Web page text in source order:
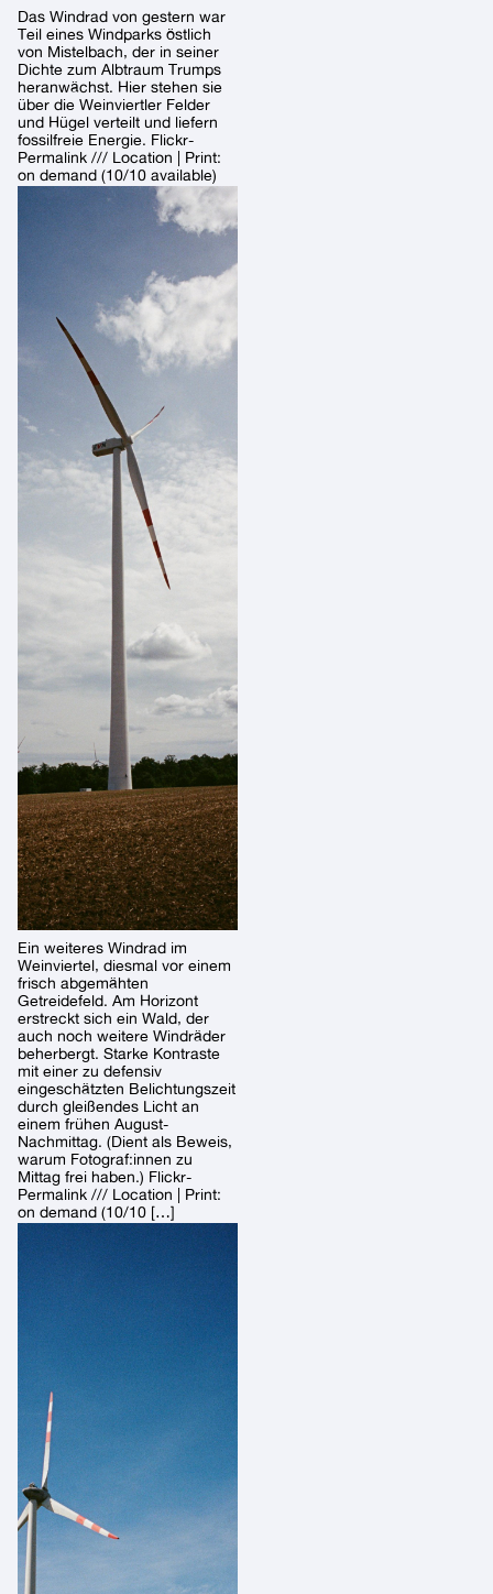
Das Windrad von gestern war
Teil eines Windparks östlich
von Mistelbach, der in seiner
Dichte zum Albtraum Trumps
heranwächst. Hier stehen sie
über die Weinviertler Felder
und Hügel verteilt und liefern
fossilfreie Energie. Flickr-
Permalink /// Location | Print:
on demand (10/10 available)
Ein weiteres Windrad im
Weinviertel, diesmal vor einem
frisch abgemähten
Getreidefeld. Am Horizont
erstreckt sich ein Wald, der
auch noch weitere Windräder
beherbergt. Starke Kontraste
mit einer zu defensiv
eingeschätzten Belichtungszeit
durch gleißendes Licht an
einem frühen August-
Nachmittag. (Dient als Beweis,
warum Fotograf:innen zu
Mittag frei haben.) Flickr-
Permalink /// Location | Print:
on demand (10/10 […]